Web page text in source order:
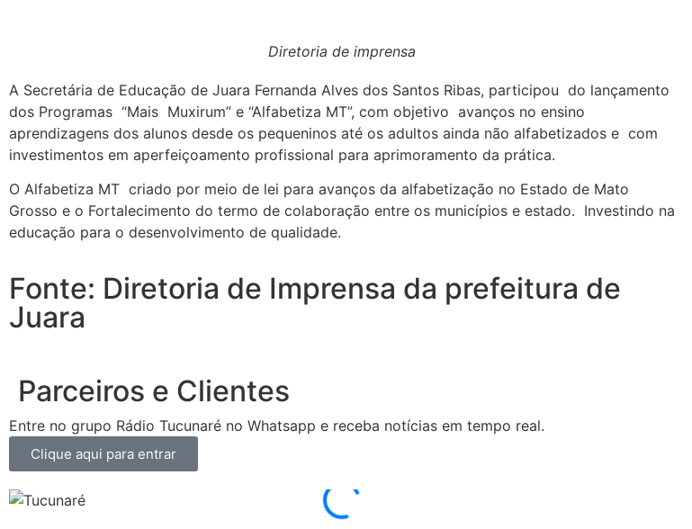
Diretoria de imprensa
A Secretária de Educação de Juara Fernanda Alves dos Santos Ribas, participou do lançamento
dos Programas “Mais Muxirum” e “Alfabetiza MT”, com objetivo avanços no ensino
aprendizagens dos alunos desde os pequeninos até os adultos ainda não alfabetizados e com
investimentos em aperfeiçoamento profissional para aprimoramento da prática.
O Alfabetiza MT criado por meio de lei para avanços da alfabetização no Estado de Mato
Grosso e o Fortalecimento do termo de colaboração entre os municípios e estado. Investindo na
educação para o desenvolvimento de qualidade.
Fonte: Diretoria de Imprensa da prefeitura de
Juara
Parceiros e Clientes
Entre no grupo Rádio Tucunaré no Whatsapp e receba notícias em tempo real.
Clique aqui para entrar